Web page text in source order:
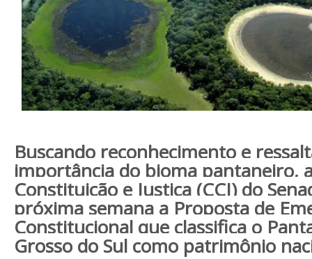
Buscando reconhecimento e
importância do bioma pantaneiro,
Constituição e Justiça (CCJ) do
próxima semana a Proposta de
Constitucional que classifica o
Grosso do Sul como patrimônio